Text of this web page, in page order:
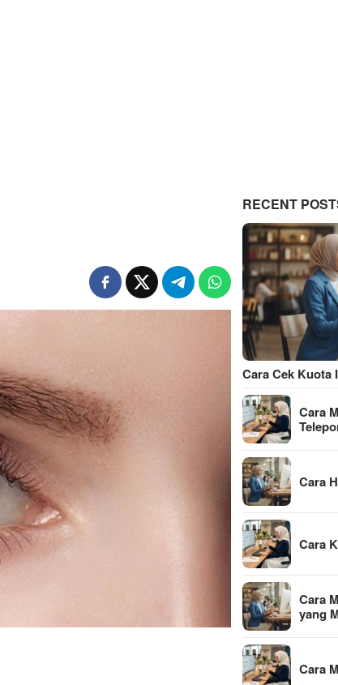
RECENT
Cara Cek Kuota
Cara
Cara
Cara
Cara
yang
Cara